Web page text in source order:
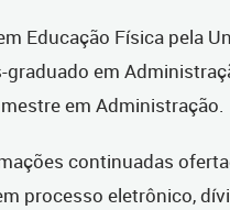
Educação Física pela
graduado em
em Administração.
continuadas
processo eletrônico,